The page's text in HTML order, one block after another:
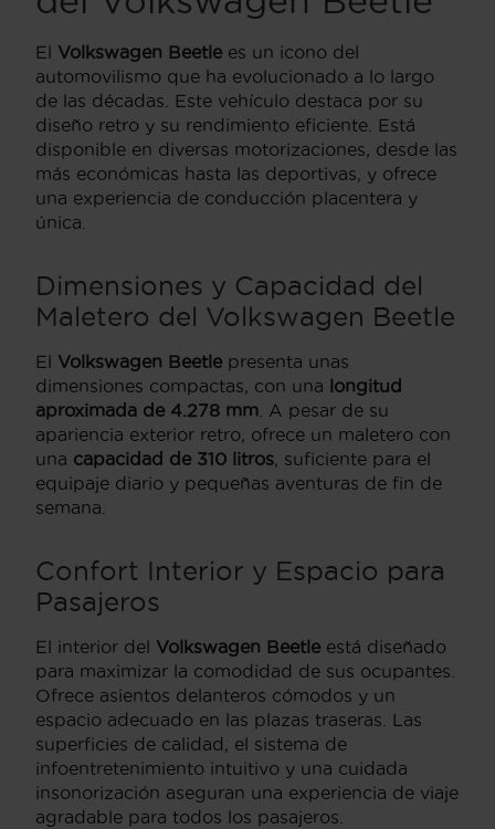
El Volkswagen Beetle es un icono del
automovilismo que ha evolucionado a lo largo
de las décadas. Este vehículo destaca por su
diseño retro y su rendimiento eficiente. Está
disponible en diversas motorizaciones, desde las
más económicas hasta las deportivas, y ofrece
una experiencia de conducción placentera y
única.
Dimensiones y Capacidad del
Maletero del Volkswagen Beetle
El Volkswagen Beetle presenta unas
dimensiones compactas, con una longitud
aproximada de 4.278 mm . A pesar de su
apariencia exterior retro, ofrece un maletero con
una capacidad de 310 litros, suficiente para el
equipaje diario y pequeñas aventuras de fin de
semana.
Confort Interior y Espacio para
Pasajeros
El interior del Volkswagen Beetle está diseñado
para maximizar la comodidad de sus ocupantes.
Ofrece asientos delanteros cómodos y un
espacio adecuado en las plazas traseras. Las
superficies de calidad, el sistema de
infoentretenimiento intuitivo y una cuidada
insonorización aseguran una experiencia de viaje
agradable para todos los pasajeros.